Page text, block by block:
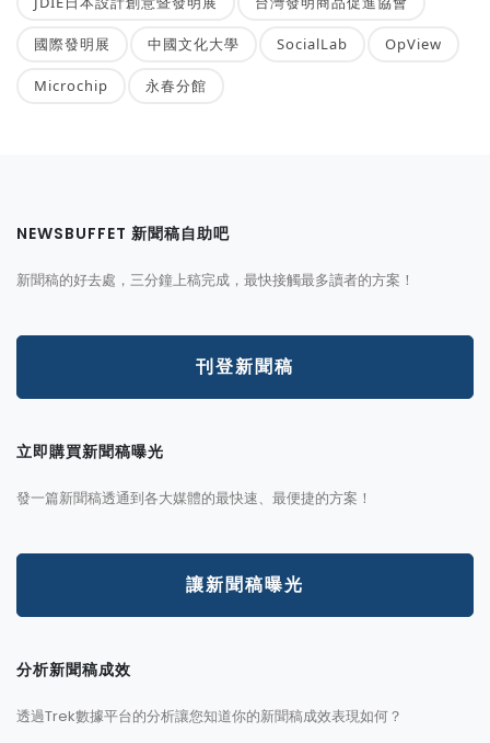
國際發明展 中國文化大學 SocialLab OpView
Microchip 永春分館
NEWSBUFFET 新聞稿自助吧
新聞稿的好去處，三分鐘上稿完成，最快接觸最多讀者的方案！
刊登新聞稿
立即購買新聞稿曝光
發一篇新聞稿透通到各大媒體的最快速、最便捷的方案！
讓新聞稿曝光
分析新聞稿成效
透過Trek數據平台的分析讓您知道你的新聞稿成效表現如何？